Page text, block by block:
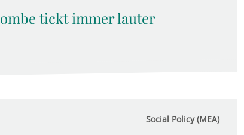
tickt immer lauter
Social Policy (MEA)